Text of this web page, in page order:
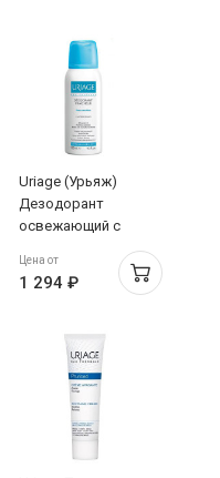
Uriage (Урьяж)
Дезодорант
освежающий с
квасцовым камнем
спрей 125 мл
Цена от
1 294 ₽